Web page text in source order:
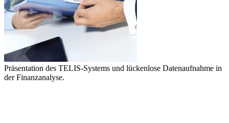
Präsentation des TELIS-Systems und lückenlose Datenaufnahme in
der Finanzanalyse.